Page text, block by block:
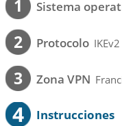
1 Sistema
2 Protocolo IKEv2
3 Zona VPN
4 Instrucciones